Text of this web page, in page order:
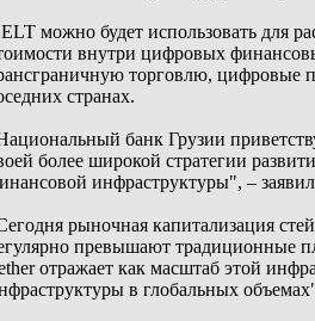
можно будет использовать для
внутри цифровых
торговлю, цифровые
странах.
банк Грузии
более широкой стратегии
инфраструктуры", –
рыночная капитализация
превышают традиционные
отражает как масштаб этой
в глобальных